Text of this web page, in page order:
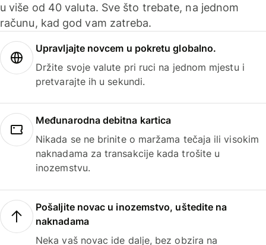
u više od 40 valuta. Sve što trebate, na jednom
računu, kad god vam zatreba.
Upravljajte novcem u pokretu globalno.
Držite svoje valute pri ruci na jednom mjestu i
pretvarajte ih u sekundi.
Međunarodna debitna kartica
Nikada se ne brinite o maržama tečaja ili visokim
naknadama za transakcije kada trošite u
inozemstvu.
Pošaljite novac u inozemstvo, uštedite na
naknadama
Neka vaš novac ide dalje, bez obzira na